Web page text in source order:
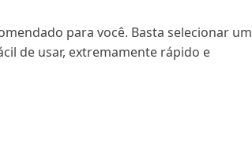
para você. Basta selecionar um
de usar, extremamente rápido e